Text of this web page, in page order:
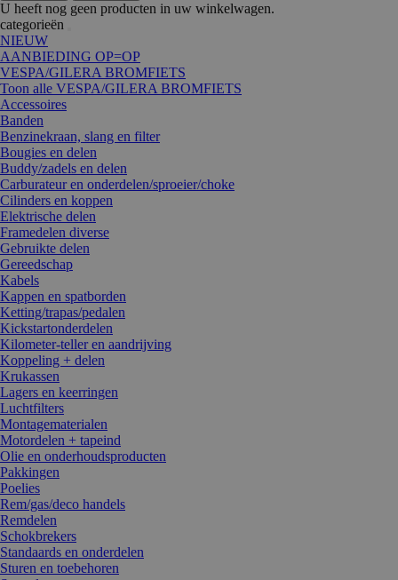
U heeft nog geen producten in uw winkelwagen.
categorieën
NIEUW
AANBIEDING OP=OP
VESPA/GILERA BROMFIETS
Toon alle VESPA/GILERA BROMFIETS
Accessoires
Banden
Benzinekraan, slang en filter
Bougies en delen
Buddy/zadels en delen
Carburateur en onderdelen/sproeier/choke
Cilinders en koppen
Elektrische delen
Framedelen diverse
Gebruikte delen
Gereedschap
Kabels
Kappen en spatborden
Ketting/trapas/pedalen
Kickstartonderdelen
Kilometer-teller en aandrijving
Koppeling + delen
Krukassen
Lagers en keerringen
Luchtfilters
Montagematerialen
Motordelen + tapeind
Olie en onderhoudsproducten
Pakkingen
Poelies
Rem/gas/deco handels
Remdelen
Schokbrekers
Standaards en onderdelen
Sturen en toebehoren